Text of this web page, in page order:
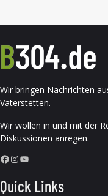
Wir bringen Nachrichten
Vaterstetten.
Wir wollen in und mit der
Diskussionen anregen.
Facebook InstagramYouTube
Quick Links